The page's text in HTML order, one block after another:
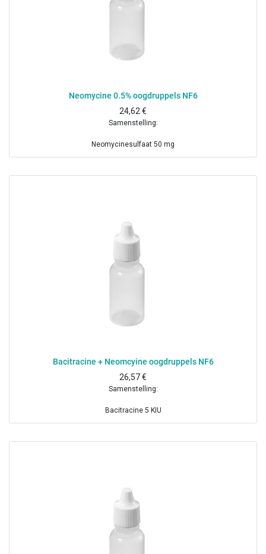
Neomycine 0.5% oogdruppels NF6
24,62 €
Samenstelling:
Neomycinesulfaat 50 mg
Boorzuur 0.19 g
Benzalkoniumchloride 1 mg
Bacitracine + Neomcyine oogdruppels NF6
26,57€
Samenstelling:
Bacitracine 5 KIU
Neomycinesulfaat 50 mg
Dinatriumedetaat 10 mg